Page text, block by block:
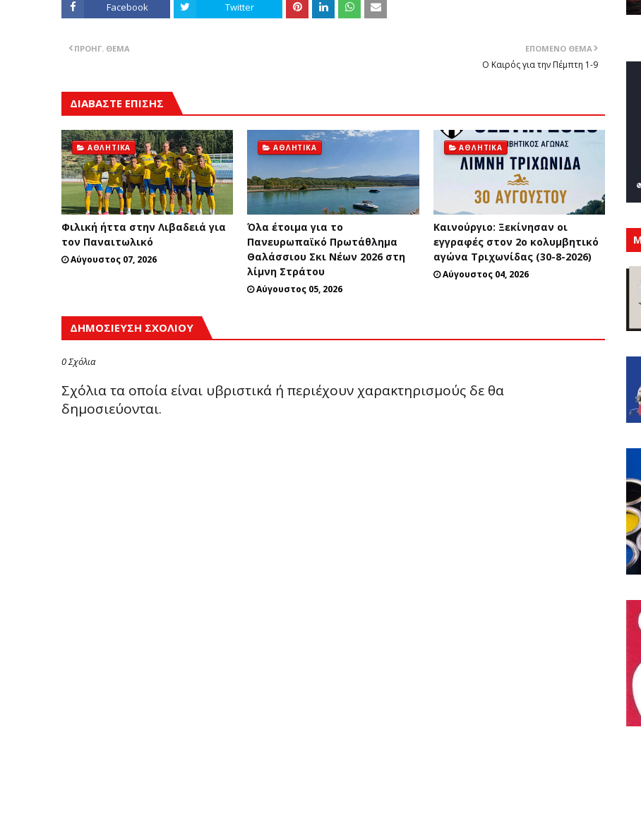
Facebook Twitter
ΕΠΌΜΕΝΟ ΘΈΜΑ
Ο Καιρός για την Πέμπτη 1-9
ΠΡΟΗΓ. ΘΈΜΑ
ΔΙΑΒΑΣΤΕ ΕΠΙΣΗΣ
ΑΘΛΗΤΙΚΆ
Φιλική ήττα στην Λιβαδειά για
τον Παναιτωλικό
Αύγουστος 07, 2026
ΑΘΛΗΤΙΚΆ
Όλα έτοιμα για το
Πανευρωπαϊκό Πρωτάθλημα
Θαλάσσιου Σκι Νέων 2026 στη
λίμνη Στράτου
Αύγουστος 05, 2026
ΑΘΛΗΤΙΚΆ
Καινούργιο: Ξεκίνησαν οι
εγγραφές στον 2ο κολυμβητικό
αγώνα Τριχωνίδας (30-8-2026)
Αύγουστος 04, 2026
ΔΗΜΟΣΊΕΥΣΗ ΣΧΟΛΊΟΥ
0 Σχόλια
Σχόλια τα οποία είναι υβριστικά ή περιέχουν χαρακτηρισμούς δε θα
δημοσιεύονται.